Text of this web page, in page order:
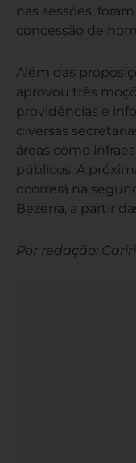
nas sessões,
concessão de
Além das
aprovou três
providências e
diversas
áreas como
públicos. A
ocorrerá na
Bezerra, a partir
Por redação: